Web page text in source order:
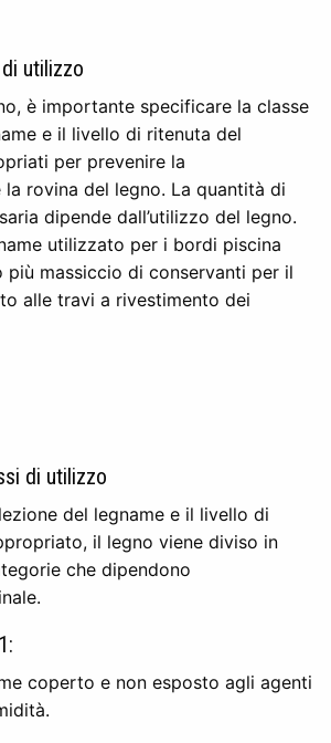
utilizzo
è importante specificare la classe
e il livello di ritenuta del
per prevenire la
rovina del legno. La quantità di
dipende dall’utilizzo del legno.
utilizzato per i bordi piscina
più massiccio di conservanti per il
alle travi a rivestimento dei
di utilizzo
del legname e il livello di
il legno viene diviso in
che dipendono
coperto e non esposto agli agenti